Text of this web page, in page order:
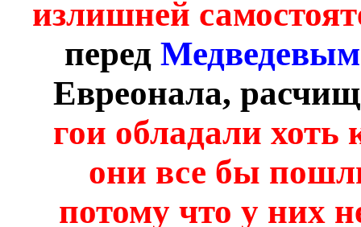
излишней
перед Медведевым
Евреонала,
гои обладали хоть
они все бы
потому что у них